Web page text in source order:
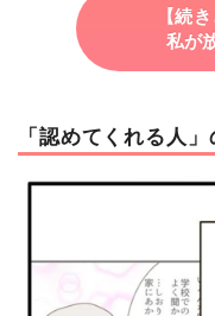
【続
私が
「認めてくれる人